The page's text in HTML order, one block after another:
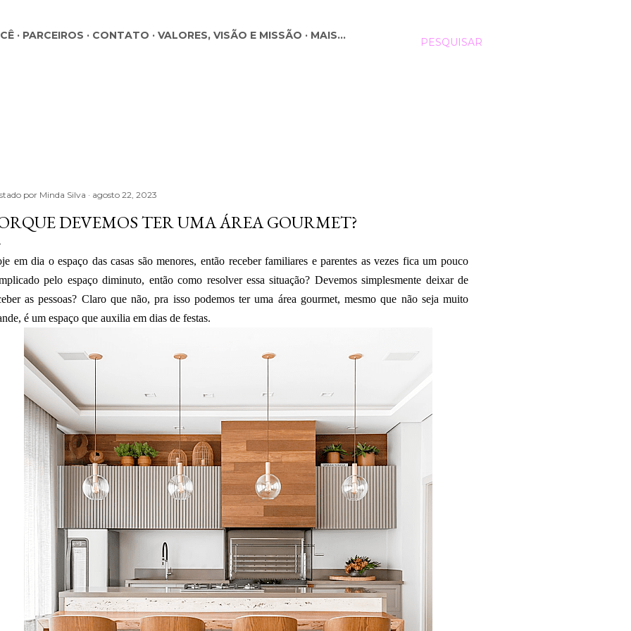
PESQUISAR
PARCEIROS CONTATO VALORES, VISÃO E MISSÃO MAIS…
por Minda Silva agosto 22, 2023
DEVEMOS TER UMA ÁREA GOURMET?
em dia o espaço das casas são menores, então receber familiares e parentes as vezes fica um pouco
pelo espaço diminuto, então como resolver essa situação? Devemos simplesmente deixar de
as pessoas? Claro que não, pra isso podemos ter uma área gourmet, mesmo que não seja muito
é um espaço que auxilia em dias de festas.